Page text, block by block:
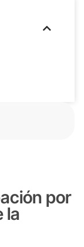
por
la